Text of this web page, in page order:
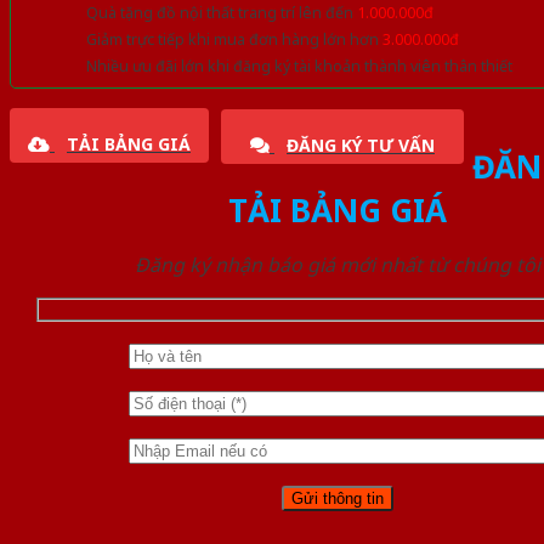
Quà tặng đồ nội thất trang trí lên đến 1.000.000đ
Giảm trực tiếp khi mua đơn hàng lớn hơn 3.000.000đ
Nhiều ưu đãi lớn khi đăng ký tài khoản thành viên thân thiết
TẢI BẢNG GIÁ ĐĂNG KÝ TƯ VẤN
TẢI BẢNG GIÁ
Đăng ký nhận báo giá mới nhất từ chúng tôi